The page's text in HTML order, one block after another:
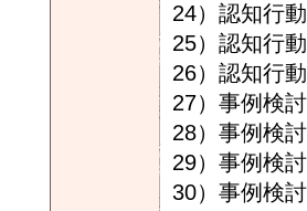
24）認知行
25）認知行
26）認知行
27）事例検
28）事例検
29）事例検
30）事例検